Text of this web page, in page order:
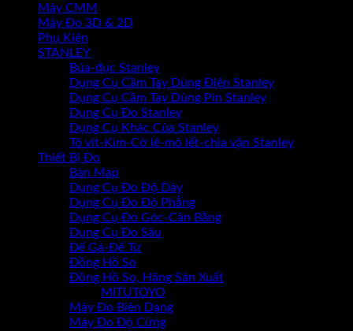
Máy CMM
Máy Đo 3D & 2D
Phụ Kiện
STANLEY
Búa-đục Stanley
Dụng Cụ Cầm Tay Dùng Điện Stanley
Dụng Cụ Cầm Tay Dùng Pin Stanley
Dụng Cụ Đo Stanley
Dụng Cụ Khác Của Stanley
Tô vit-Kìm-Cờ lê-mỏ lết-chìa vặn Stanley
Thiết Bị Đo
Bàn Map
Dụng Cụ Đo Độ Dày
Dụng Cụ Đo Độ Phẳng
Dụng Cụ Đo Góc-Cân Bằng
Dụng Cụ Đo Sâu
Đế Gá-Đế Từ
Đồng Hồ So
Đồng Hồ So, Hãng Sản Xuất
MITUTOYO
Máy Đo Biên Dạng
Máy Đo Độ Cứng